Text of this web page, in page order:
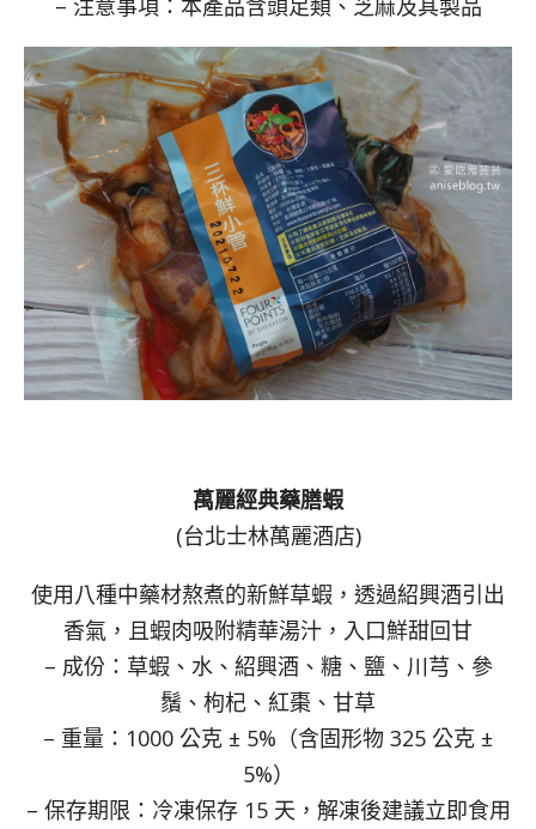
– 注意事項：本產品含頭足類、芝麻及其製品
萬麗經典藥膳蝦
(台北士林萬麗酒店)
使用八種中藥材熬煮的新鮮草蝦，透過紹興酒引出
香氣，且蝦肉吸附精華湯汁，入口鮮甜回甘
– 成份：草蝦、水、紹興酒、糖、鹽、川芎、參
鬚、枸杞、紅棗、甘草
– 重量：1000 公克 ± 5%（含固形物 325 公克 ±
5%）
– 保存期限：冷凍保存 15 天，解凍後建議立即食用